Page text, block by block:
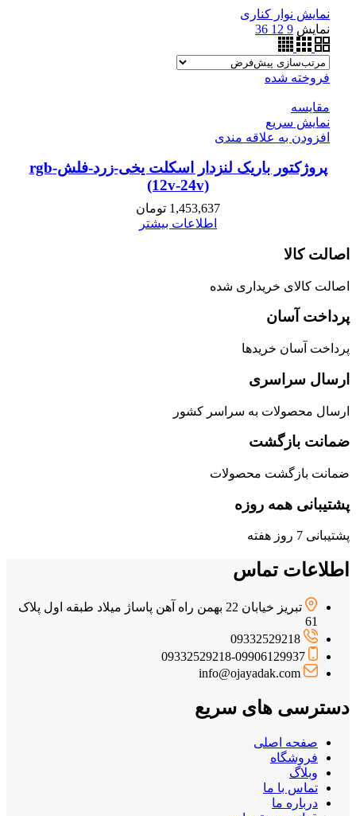
نمایش نوار کناری
نمایش 9
12
36
فروخته شده
مقايسه
نمایش سریع
افزودن به علاقه مندی
پروژکتور باریک لنزدار اسکلت یخی-زرد-فلش-rgb
(12v-24v)
1,453,637 تومان
اطلاعات بیشتر
اصالت کالا
اصالت کالای خریداری شده
پرداخت آسان
پرداخت آسان خریدها
ارسال سراسری
ارسال محصولات به سراسر کشور
ضمانت بازگشت
ضمانت بازگشت محصولات
پشتیبانی همه روزه
پشتیبانی 7 روز هفته
اطلاعات تماس
تبریز خیابان 22 بهمن راه آهن پاساژ میلاد طبقه اول پلاک
61
09332529218
09332529218-09906129937
info@ojayadak.com
دسترسی های سریع
صفحه اصلی
فروشگاه
وبلاگ
تماس با ما
درباره ما